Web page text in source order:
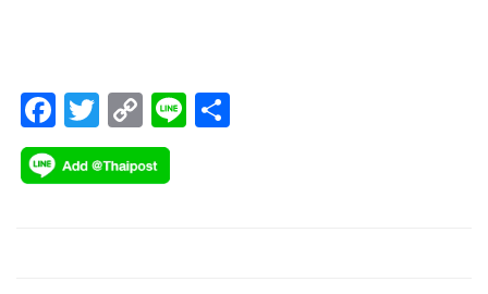
F
ac
e
T
wi
tt
C
o
p
Li